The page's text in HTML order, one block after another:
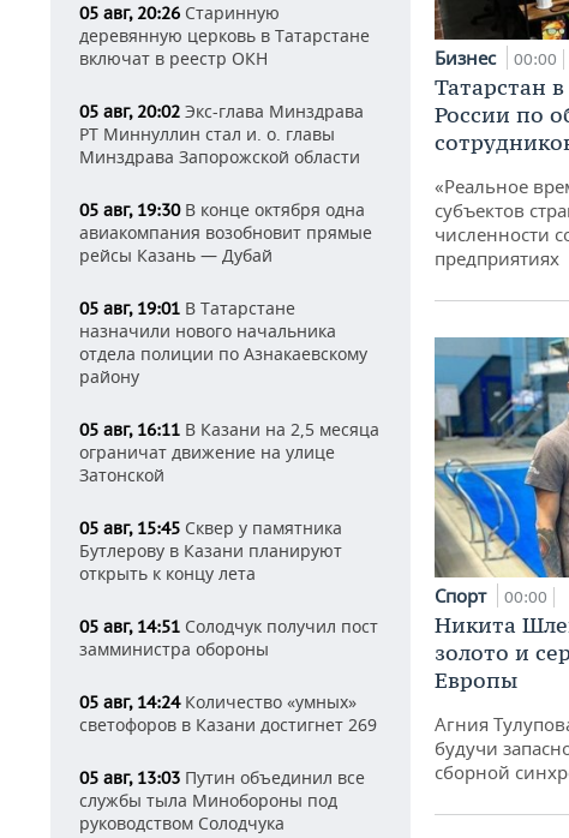
05 авг, 20:26 Старинную
деревянную церковь в Татарстане
включат в реестр ОКН
05 авг, 20:02 Экс-глава Минздрава
РТ Миннуллин стал и. о. главы
Минздрава Запорожской области
05 авг, 19:30В конце октября одна
авиакомпания возобновит прямые
рейсы Казань — Дубай
05 авг, 19:01 В Татарстане
назначили нового начальника
отдела полиции по Азнакаевскому
району
05 авг, 16:11 В Казани на 2,5 месяца
ограничат движение на улице
Затонской
05 авг, 15:45 Сквер у памятника
Бутлерову в Казани планируют
открыть к концу лета
05 авг, 14:51 Солодчук получил пост
замминистра обороны
05 авг, 14:24Количество «умных»
светофоров в Казани достигнет 269
05 авг, 13:03 Путин объединил все
службы тыла Минобороны под
руководством Солодчука
Бизнес 00:00
Татарстан
России по
«Реальное
субъектов
численности
предприятиях
Спорт 00:00
Никита
золото и
Европы
Агния
будучи
сборной